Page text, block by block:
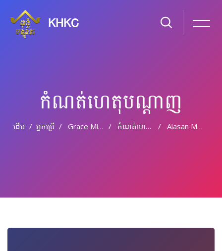
KHKC
កំណត់ហេតុបណ្ដាញ
ដើម អ្នកប្រើ Grace Miller កំណត់ហេតុបណ្តាញ Alasan Media90.id Menjadi Pilihan Pembaca Di Era Informasi Digital